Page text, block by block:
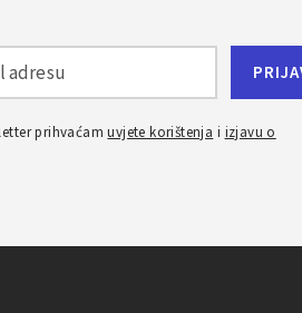
prihvaćamuvjete korištenja i izjavu o